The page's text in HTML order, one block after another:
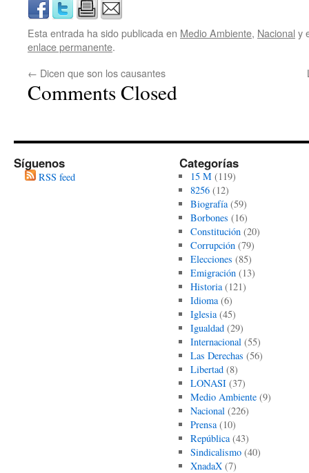
Esta entrada ha sido publicada en Medio Ambiente, Nacional y
enlace permanente.
← Dicen que son los causantes
Comments Closed
Síguenos
RSS feed
Categorías
15 M(119)
8256(12)
Biografía(59)
Borbones (16)
Constitución(20)
Corrupción(79)
Elecciones (85)
Emigración(13)
Historia(121)
Idioma(6)
Iglesia(45)
Igualdad(29)
Internacional(55)
Las Derechas (56)
Libertad(8)
LONASI(37)
Medio Ambiente(9)
Nacional(226)
Prensa(10)
República(43)
Sindicalismo(40)
XnadaX(7)